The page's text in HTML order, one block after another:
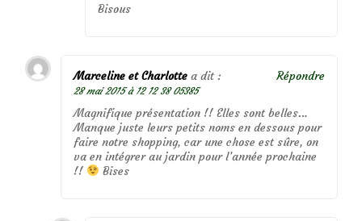
Bisous
Marceline et Charlotte a dit :
28 mai 2015 à 12 12 38 05385
Magnifique présentation !! Elles sont belles…
Manque juste leurs petits noms en dessous pour
faire notre shopping, car une chose est sûre, on
va en intégrer au jardin pour l’année prochaine
!!
Bises
Répondre